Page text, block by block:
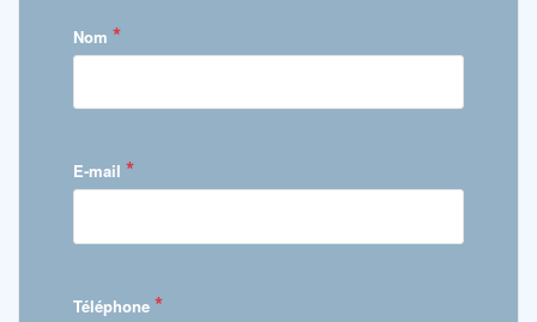
Nom *
E-mail *
Téléphone *